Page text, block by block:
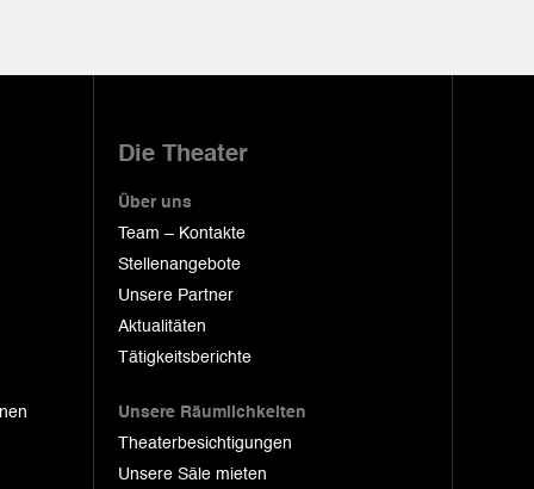
Die Theater
Über uns
Team – Kontakte
Stellenangebote
Unsere Partner
Aktualitäten
Tätigkeitsberichte
Unsere Räumlichkeiten
Theaterbesichtigungen
Unsere Säle mieten